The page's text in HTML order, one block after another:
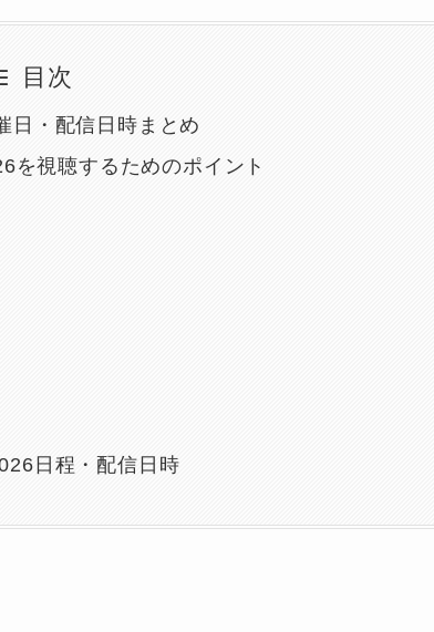
目次
日・配信日時まとめ
を視聴するためのポイント
日程・配信日時